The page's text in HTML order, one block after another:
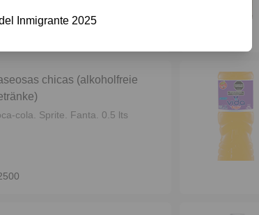
chicas (alkoholfreie
cola. Sprite. Fanta. 0.5 lts
Inmigrante 2025